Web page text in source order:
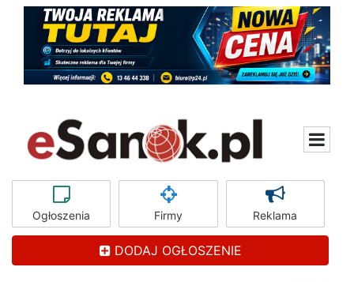
Ogłoszenia Firmy Reklama
DODAJ OGŁOSZENIE